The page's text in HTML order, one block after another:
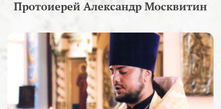
Протоиерей Александр Москвитин